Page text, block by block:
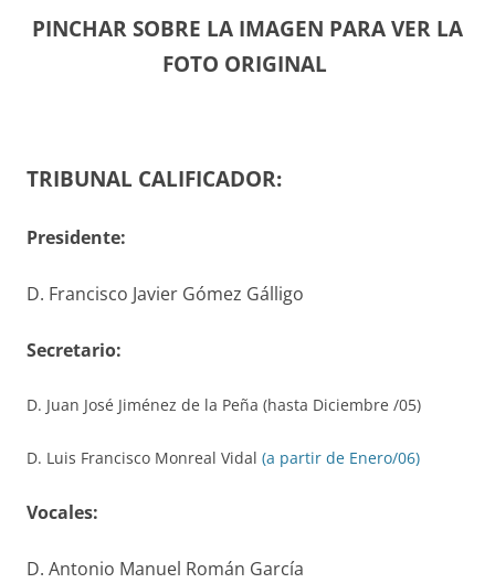
PINCHAR SOBRE LA IMAGEN PARA VER LA
FOTO ORIGINAL
TRIBUNAL CALIFICADOR:
Presidente:
D. Francisco Javier Gómez Gálligo
Secretario:
D. Juan José Jiménez de la Peña (hasta Diciembre /05)
D. Luis Francisco Monreal Vidal (a partir de Enero/06)
Vocales:
D. Antonio Manuel Román García